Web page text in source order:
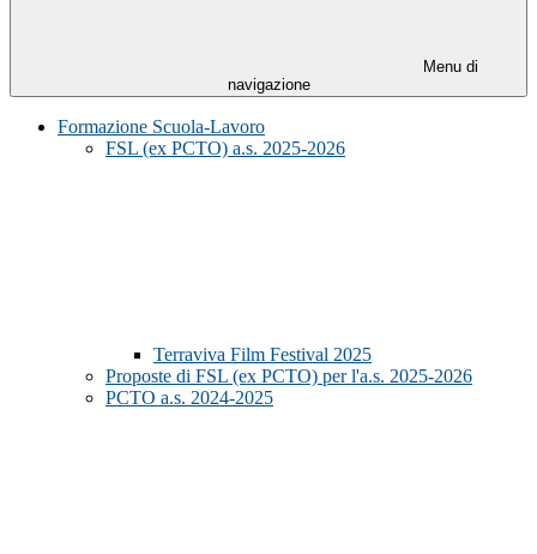
Menu di
navigazione
Formazione Scuola-Lavoro
FSL (ex PCTO) a.s. 2025-2026
Terraviva Film Festival 2025
Proposte di FSL (ex PCTO) per l'a.s. 2025-2026
PCTO a.s. 2024-2025